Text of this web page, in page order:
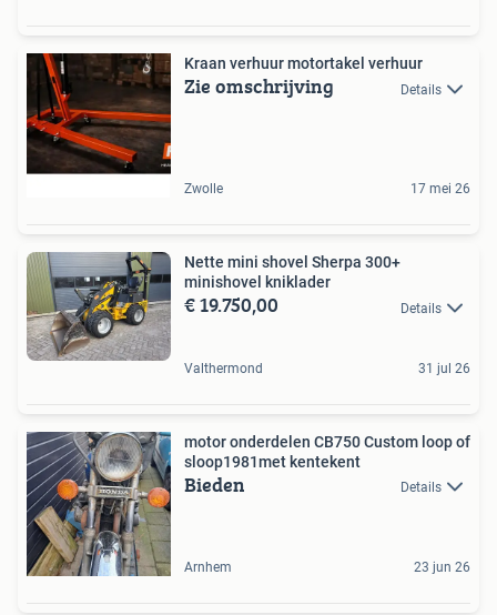
Kraan verhuur motortakel verhuur
Zie omschrijving Details
Zwolle 17 mei 26
Nette mini shovel Sherpa 300+
minishovel kniklader
€ 19.750,00 Details
Valthermond 31 jul 26
motor onderdelen CB750 Custom loop of
sloop1981met kentekent
Bieden Details
Arnhem 23 jun 26